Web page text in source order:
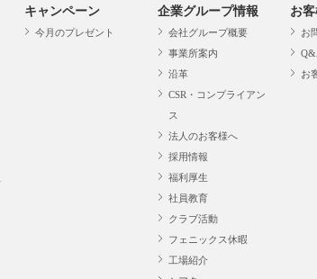
キャンペーン
今月のプレゼント
企業グループ情報
会社グループ概要
事業所案内
沿革
CSR・コンプライアン
ス
法人のお客様へ
採用情報
福利厚生
社員教育
クラブ活動
フェニックス休暇
工場紹介
お
お
お